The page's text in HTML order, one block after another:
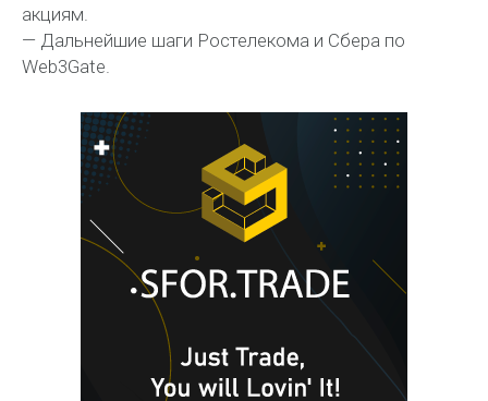
акциям.
— Дальнейшие шаги Ростелекома и Сбера по
Web3Gate.